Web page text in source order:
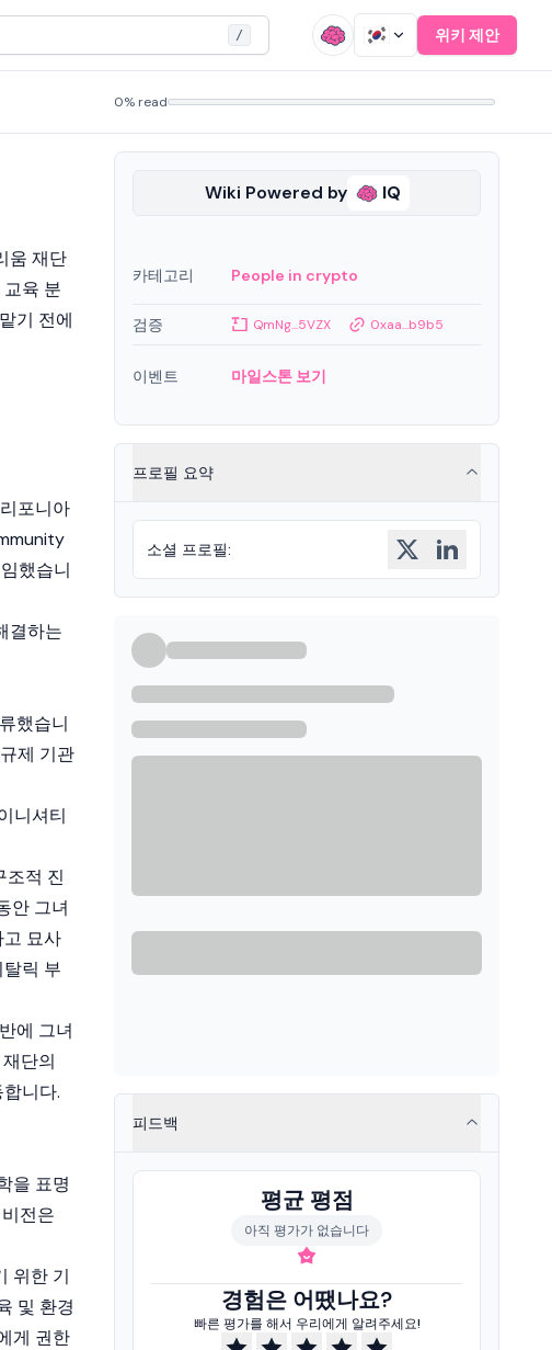
/ 위키 제안
0% read
움 재단
육 분
기 전에
포니아
했습니
결하는
했습니
제 기관
니셔티
조적 진
안 그녀
묘사
탈릭 부
에 그녀
단의
니다.
을 표명
전은
위한 기
및 환경
게 권한
Wiki Powered by IQ
카테고리 People in crypto
검증 QmNg...5VZX 0xaa...b9b5
이벤트 마일스톤 보기
프로필 요약
소셜 프로필:
피드백
평균 평점
아직 평가가 없습니다
경험은 어땠나요?
빠른 평가를 해서 우리에게 알려주세요!